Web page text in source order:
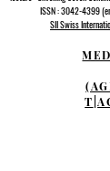
ISSN : 3042-4399
SII Swiss
T |